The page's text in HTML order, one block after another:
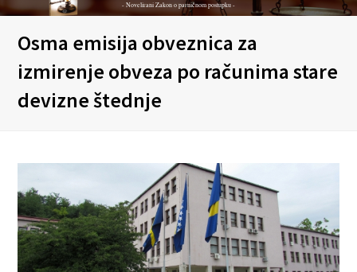
- Novelirani Zakon o parničnom postupku -
Osma emisija obveznica za
izmirenje obveza po računima stare
devizne štednje